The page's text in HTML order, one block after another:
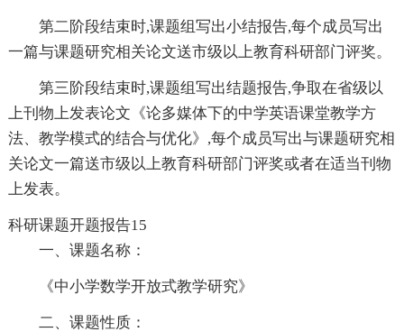
第二阶段结束时,课题组写出小结报告,每个成员写出
一篇与课题研究相关论文送市级以上教育科研部门评奖。
第三阶段结束时,课题组写出结题报告,争取在省级以
上刊物上发表论文《论多媒体下的中学英语课堂教学方
法、教学模式的结合与优化》,每个成员写出与课题研究相
关论文一篇送市级以上教育科研部门评奖或者在适当刊物
上发表。
科研课题开题报告15
一、课题名称：
《中小学数学开放式教学研究》
二、课题性质：